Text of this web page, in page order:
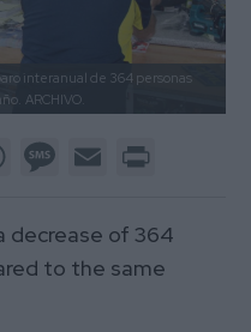
interanual de 364 personas
ARCHIVO.
WhatsAppMessage
Email
decrease of 364
to the same